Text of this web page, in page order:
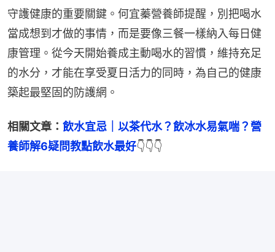
守護健康的重要關鍵。何宜蓁營養師提醒，別把喝水
當成想到才做的事情，而是要像三餐一樣納入每日健
康管理。從今天開始養成主動喝水的習慣，維持充足
的水分，才能在享受夏日活力的同時，為自己的健康
築起最堅固的防護網。
相關文章： 飲水宜忌｜以茶代水？飲冰水易氣喘？營
養師解6疑問教點飲水最好👇👇👇